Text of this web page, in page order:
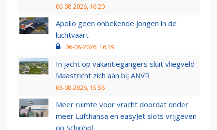
06-08-2026, 16:20
Apollo geen onbekende jongen in de
luchtvaart
06-08-2026, 16:19
In jacht op vakantiegangers sluit vliegveld
Maastricht zich aan bij ANVR
06-08-2026, 15:56
Meer ruimte voor vracht doordat onder
meer Lufthansa en easyJet slots vrijgeven
op Schiphol